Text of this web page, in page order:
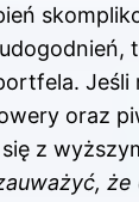
Jeśli
oraz
z
że